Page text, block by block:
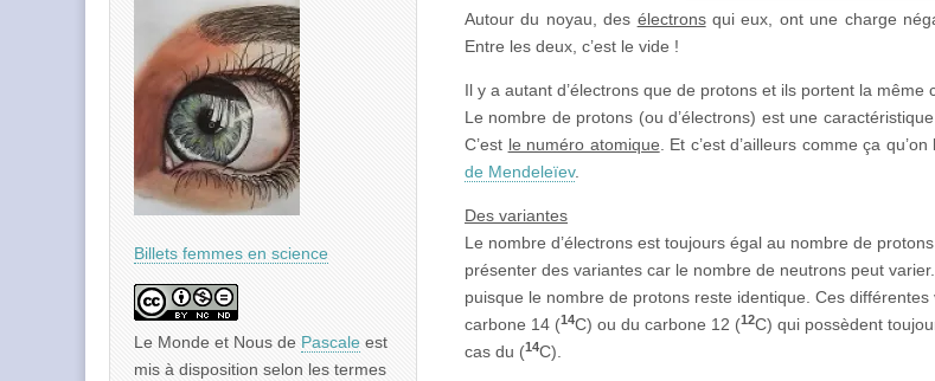
Autour du noyau, des électronsqui eux, ont une charge
Entre les deux, c’est le vide !
Il y a autant d’électrons que de protons et ils portent la
Le nombre de protons (ou d’électrons) est une
C’est le numéro atomique. Et c’est d’ailleurs comme ça
de Mendeleïev.
Des variantes
Le nombre d’électrons est toujours égal au nombre de
présenter des variantes car le nombre de neutrons peut
puisque le nombre de protons reste identique. Ces
carbone 14 (14C) ou du carbone 12 (12C) qui possèdent
cas du (14C).
Billets femmes en science
Le Monde et Nous de Pascale est
mis à disposition selon les termes